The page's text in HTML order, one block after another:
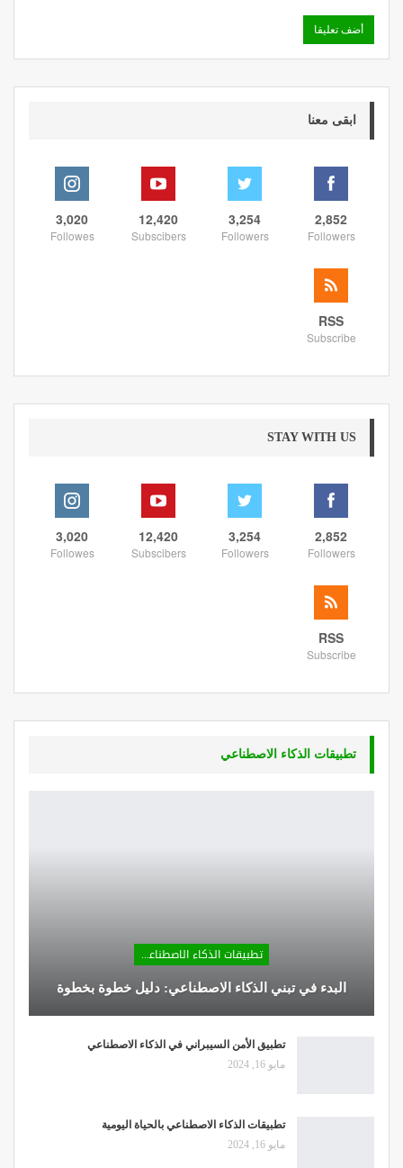
ابقى معنا
2,852
Followers
3,254
Followers
12,420
Subscibers
3,020
Followes
RSS
Subscribe
STAY WITH US
2,852
Followers
3,254
Followers
12,420
Subscibers
3,020
Followes
RSS
Subscribe
تطبيقات الذكاء الاصطناعي
تطبيقات الذكاء الاصطناعي
البدء في تبني الذكاء الاصطناعي: دليل خطوة بخطوة
تطبيق الأمن السيبراني في الذكاء الاصطناعي
مايو 16, 2024
تطبيقات الذكاء الاصطناعي بالحياة اليومية
مايو 16, 2024